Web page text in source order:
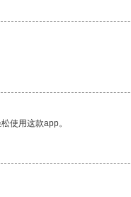
使用这款app。